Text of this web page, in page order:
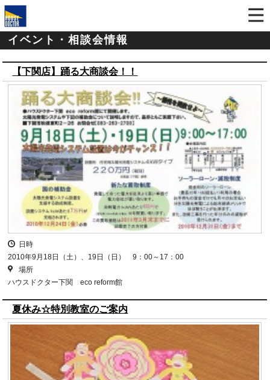
イベント・相談会情報
【下関店】踊る大商談会！！
日時
2010年9月18日（土）、19日（日） 9：00～17：00
場所
ハウスドクター下関 eco reform館
夏休み☆特別教室のご案内